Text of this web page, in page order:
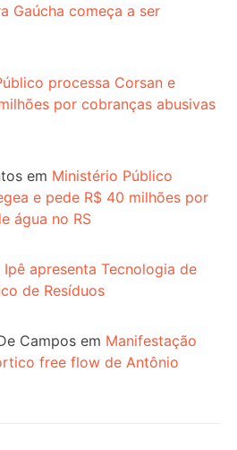
Gaúcha começa a ser
processa Corsan e
por cobranças abusivas
em Ministério Público
e pede R$ 40 milhões por
água no RS
apresenta Tecnologia de
de Resíduos
Campos em Manifestação
free flow de Antônio